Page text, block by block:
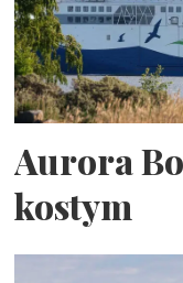
Aurora
kostym